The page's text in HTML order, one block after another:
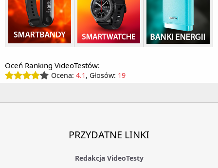
Oceń Ranking VideoTestów:
Ocena: 4.1 , Głosów: 19
PRZYDATNE LINKI
Redakcja VideoTesty